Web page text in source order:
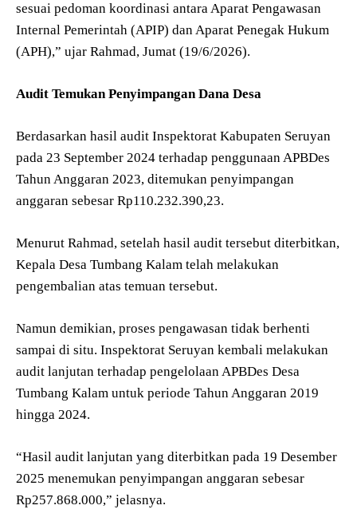
sesuai pedoman koordinasi antara Aparat Pengawasan
Internal Pemerintah (APIP) dan Aparat Penegak Hukum
(APH),” ujar Rahmad, Jumat (19/6/2026).
Audit Temukan Penyimpangan Dana Desa
Berdasarkan hasil audit Inspektorat Kabupaten Seruyan
pada 23 September 2024 terhadap penggunaan APBDes
Tahun Anggaran 2023, ditemukan penyimpangan
anggaran sebesar Rp110.232.390,23.
Menurut Rahmad, setelah hasil audit tersebut diterbitkan,
Kepala Desa Tumbang Kalam telah melakukan
pengembalian atas temuan tersebut.
Namun demikian, proses pengawasan tidak berhenti
sampai di situ. Inspektorat Seruyan kembali melakukan
audit lanjutan terhadap pengelolaan APBDes Desa
Tumbang Kalam untuk periode Tahun Anggaran 2019
hingga 2024.
“Hasil audit lanjutan yang diterbitkan pada 19 Desember
2025 menemukan penyimpangan anggaran sebesar
Rp257.868.000,” jelasnya.